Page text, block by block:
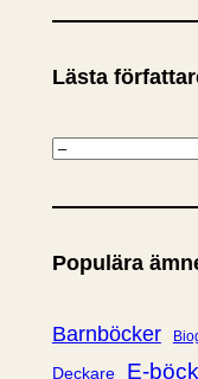
Lästa
K
t
g
r
i
Populära
Barnböcker
Deckare E-